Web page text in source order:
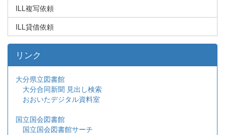
ILL複写依頼
ILL貸借依頼
リンク
大分県立図書館
大分合同新聞 見出し検索
おおいたデジタル資料室
国立国会図書館
国立国会図書館サーチ